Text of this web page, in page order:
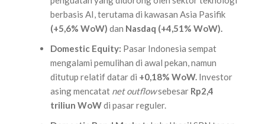
berbasis AI, terutama di kawasan Asia Pasifik
(+5,6% WoW) dan Nasdaq (+4,51% WoW).
Domestic Equity: Pasar Indonesia sempat
mengalami pemulihan di awal pekan, namun
ditutup relatif datar di +0,18% WoW. Investor
asing mencatat net outflowsebesar Rp2,4
triliun WoWdi pasar reguler.